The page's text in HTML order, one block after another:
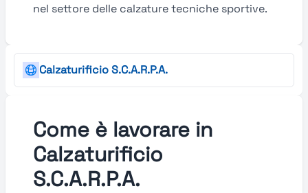
nel settore delle calzature tecniche sportive.
Calzaturificio S.C.A.R.P.A.
Come è lavorare in
Calzaturificio
S.C.A.R.P.A.